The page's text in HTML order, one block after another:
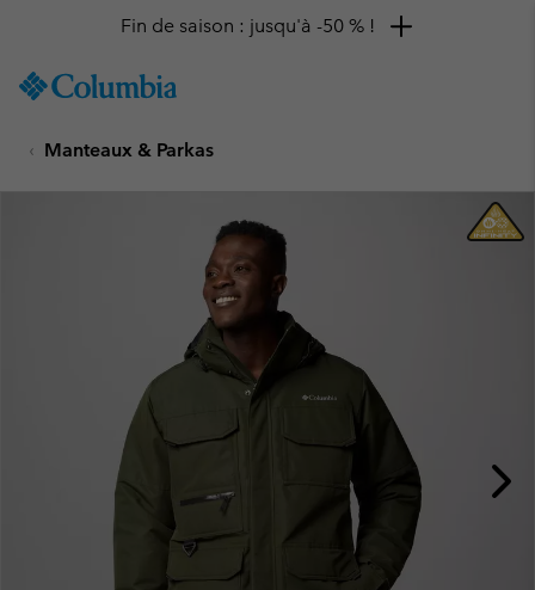
TO
SKIP
Fin de saison : jusqu'à -50 % !
Manteaux & Parkas